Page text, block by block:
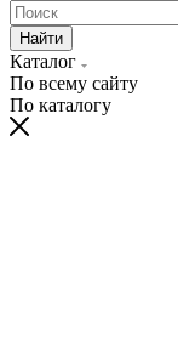
Найти
Каталог
По всему сайту
По каталогу